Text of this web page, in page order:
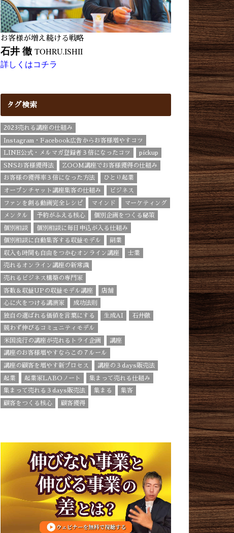
お客様が増え続ける戦略
石井 徹 TOHRU.ISHII
詳しくはコチラ
タグ検索
2023売れる講座の仕組み
Instagram・Facebook広告からお客様増やすコツ
LINE公式・メルマガ登録者３倍になったコツ pickup
SNSお客様獲得法 ZOOM講座でお客様獲得の仕組み
お客様の獲得率３倍になった方法 ひとり起業
オープンチャット講座集客の仕組み ビジネス
ファンを創る動画完全レシピ マインド マーケティング
メンタル 予約がふえる核心 個別企画をつくる秘策
個別相談 個別相談に毎日申込が入る仕組み
個別相談に自動集客する収益モデル 副業
収入も時間も自由をつかむオンライン講座 士業
売れるオンライン講座の新常識
売れるビジネス構築の専門家
客数＆収益UPの収益モデル講座 店舗
心に火をつける講演家 成功法則
独自の選ばれる価値を言葉にする 生成AI 石井徹
競わず伸びるコミュニティモデル
米国流行の講座が売れるトライ企画 講座
講座のお客様増やすならこの７ルール
講座の顧客を増やす新プロセス 講座の３days販売法
起業 起業家LABOノート 集まって売れる仕組み
集まって売れる３days販売法 集まる 集客
顧客をつくる核心 顧客獲得